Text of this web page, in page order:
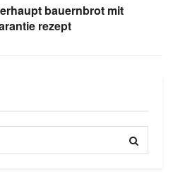
bauernbrot mit
rezept